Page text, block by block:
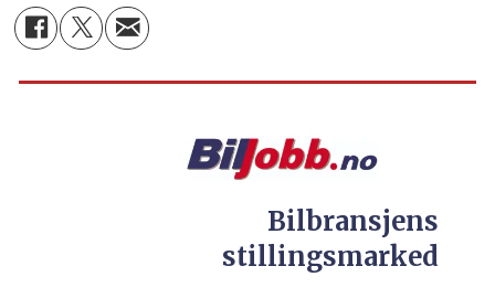
Bilbransjens
stillingsmarked